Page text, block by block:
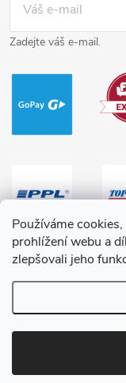
Používáme
prohlížení webu a
zlepšovali jeho
Zadejte váš e-mail.